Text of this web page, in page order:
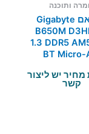
ותוכנה
לוח אם Gigabyte
B650M
1.3 DDR5
BT Micro-
יש ליצור
קשר